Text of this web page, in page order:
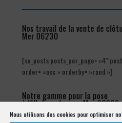
Nous utilisons des cookies pour optimiser
Nos travail de la vente de
Mer 06230
[su_posts posts_per_page= »4″
order= »asc » orderby= »rand »]
Notre gamme pour la pose
à Villefranche-sur-Mer 06230